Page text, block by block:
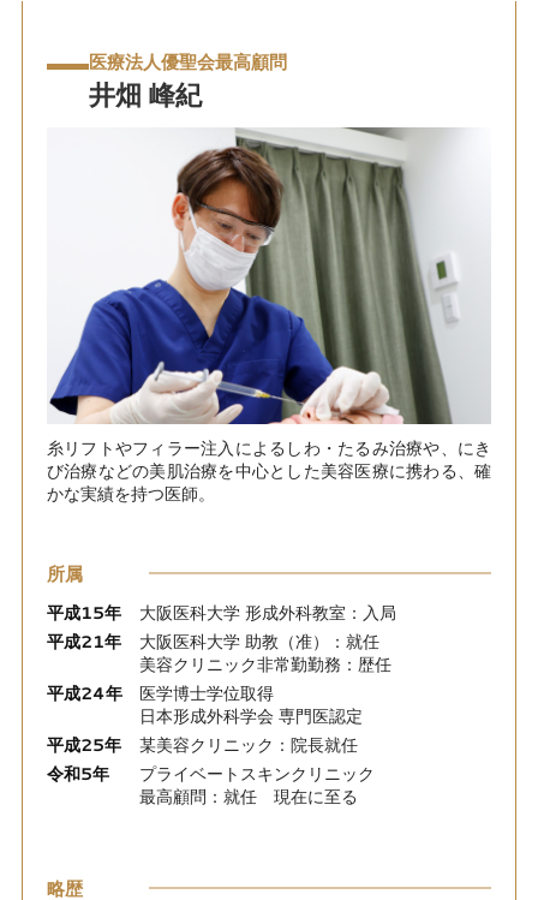
医療法人優聖会最高顧問
井畑 峰紀
糸リフトやフィラー注入によるしわ・たるみ治療や、にき
び治療などの美肌治療を中心とした美容医療に携わる、確
かな実績を持つ医師。
所属
平成15年
大阪医科大学 形成外科教室：入局
平成21年
大阪医科大学 助教（准）：就任
美容クリニック非常勤勤務：歴任
平成24年
医学博士学位取得
日本形成外科学会 専門医認定
平成25年
某美容クリニック：院長就任
令和5年
プライベートスキンクリニック
最高顧問：就任 現在に至る
略歴